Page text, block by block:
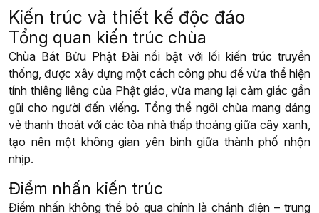
Kiến trúc và thiết kế độc đáo
Tổng quan kiến trúc chùa
Chùa Bát Bửu Phật Đài nổi bật với lối kiến trúc truyền
thống, được xây dựng một cách công phu để vừa thể hiện
tính thiêng liêng của Phật giáo, vừa mang lại cảm giác gần
gũi cho người đến viếng. Tổng thể ngôi chùa mang dáng
vẻ thanh thoát với các tòa nhà thấp thoáng giữa cây xanh,
tạo nên một không gian yên bình giữa thành phố nhộn
nhịp.
Điểm nhấn kiến trúc
Điểm nhấn không thể bỏ qua chính là chánh điện – trung